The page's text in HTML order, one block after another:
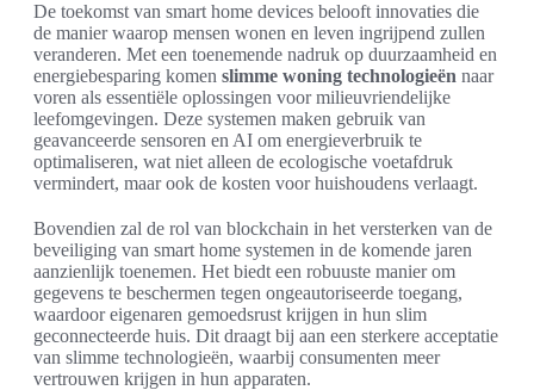
De toekomst van smart home devices belooft innovaties die
de manier waarop mensen wonen en leven ingrijpend zullen
veranderen. Met een toenemende nadruk op duurzaamheid en
energiebesparing komen slimme woning technologieën naar
voren als essentiële oplossingen voor milieuvriendelijke
leefomgevingen. Deze systemen maken gebruik van
geavanceerde sensoren en AI om energieverbruik te
optimaliseren, wat niet alleen de ecologische voetafdruk
vermindert, maar ook de kosten voor huishoudens verlaagt.
Bovendien zal de rol van blockchain in het versterken van de
beveiliging van smart home systemen in de komende jaren
aanzienlijk toenemen. Het biedt een robuuste manier om
gegevens te beschermen tegen ongeautoriseerde toegang,
waardoor eigenaren gemoedsrust krijgen in hun slim
geconnecteerde huis. Dit draagt bij aan een sterkere acceptatie
van slimme technologieën, waarbij consumenten meer
vertrouwen krijgen in hun apparaten.